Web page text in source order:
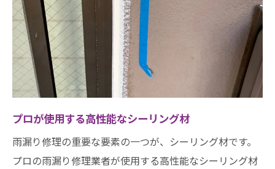
プロが使用する高性能なシーリング材
雨漏り修理の重要な要素の一つが、シーリング材です。
プロの雨漏り修理業者が使用する高性能なシーリング材